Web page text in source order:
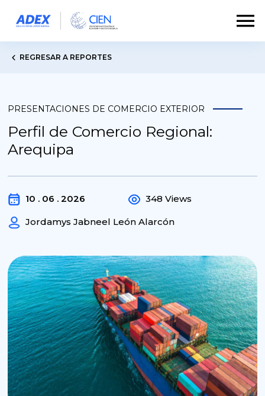
REGRESAR A REPORTES
PRESENTACIONES DE COMERCIO EXTERIOR
Perfil de Comercio Regional:
Arequipa
10 . 06 . 2026
Jordamys Jabneel León Alarcón
348 Views